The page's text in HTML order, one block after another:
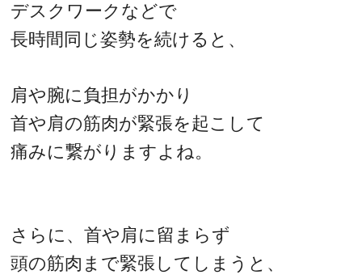
デスクワークなどで
長時間同じ姿勢を続けると、
肩や腕に負担がかかり
首や肩の筋肉が緊張を起こして
痛みに繋がりますよね。
さらに、首や肩に留まらず
頭の筋肉まで緊張してしまうと、